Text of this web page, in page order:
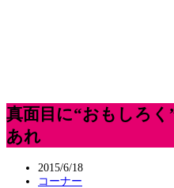
真面目に“おもしろく
あれ
2015/6/18
コーナー